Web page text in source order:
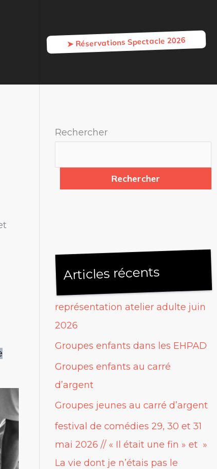
➤ Réservations Spectacle 2026
Rechercher
Rechercher
Articles récents
représentation atelier adulte juin
2026
Groupes enfants dans les EHPAD
Groupes enfants au carré
d’argent
Groupes jeunes au carré d’argent
festival de comédies 29, 30 et 31
mai 2026 // « Il était une fin » et »
La vie dont je n’étais pas le